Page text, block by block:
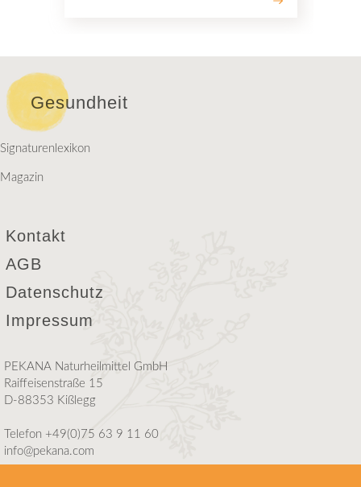
Gesundheit
Signaturenlexikon
Magazin
Kontakt
AGB
Datenschutz
Impressum
PEKANA Naturheilmittel GmbH
Raiffeisenstraße 15
D-88353 Kißlegg
Telefon +49(0)75 63 9 11 60
info@pekana.com